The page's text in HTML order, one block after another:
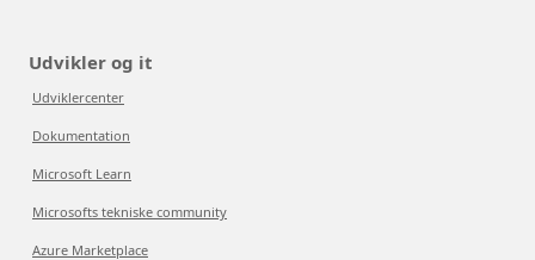
Udvikler og it
Udviklercenter
Dokumentation
Microsoft Learn
Microsofts tekniske community
Azure Marketplace